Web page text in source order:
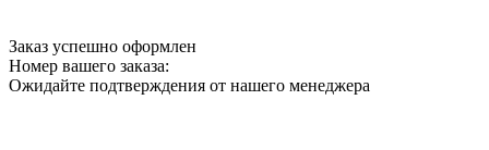
Заказ успешно оформлен
Номер вашего заказа:
Ожидайте подтверждения от нашего менеджера